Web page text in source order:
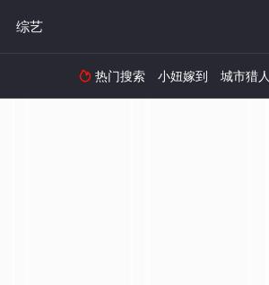
综艺
 热门搜索 小妞嫁到 城市猎人